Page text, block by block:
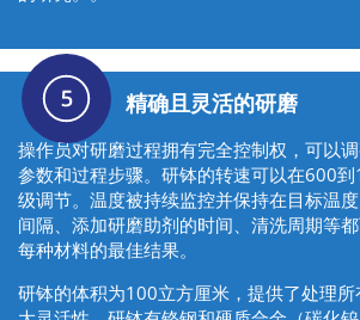
精确且灵活的研磨
操作员对研磨过程拥有完全控制权，可以
参数和过程步骤。研钵的转速可以在600
级调节。温度被持续监控并保持在目标温
间隔、添加研磨助剂的时间、清洗周期等
每种材料的最佳结果。
研钵的体积为100立方厘米，提供了处理